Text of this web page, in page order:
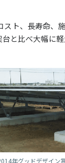
ト、長寿命
と比べ大幅
年グッドデザイン賞